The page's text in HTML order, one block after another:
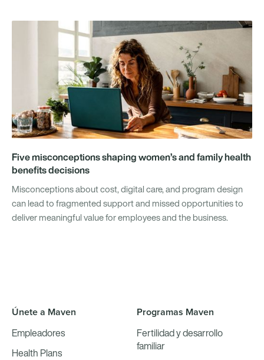
Five misconceptions shaping women’s and family health
benefits decisions
Misconceptions about cost, digital care, and program design
can lead to fragmented support and missed opportunities to
deliver meaningful value for employees and the business.
Únete a Maven
Empleadores
Health Plans
Programas Maven
Fertilidad y desarrollo
familiar